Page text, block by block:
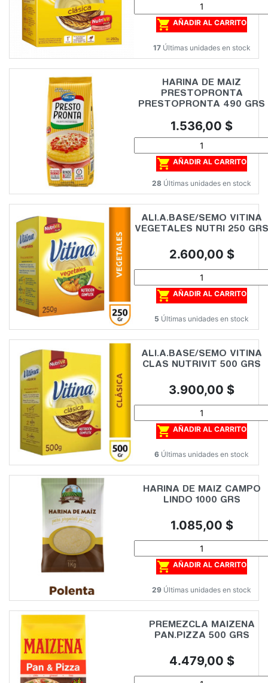
 AÑADIR AL CARRITO
17 Últimas unidades en stock
HARINA DE MAIZ
PRESTOPRONTA
PRESTOPRONTA 490 GRS
Precio
1.536,00 $
 AÑADIR AL CARRITO
28 Últimas unidades en stock
ALI.A.BASE/SEMO VITINA
VEGETALES NUTRI 250 GRS
Precio
2.600,00 $
 AÑADIR AL CARRITO
5 Últimas unidades en stock
ALI.A.BASE/SEMO VITINA
CLAS NUTRIVIT 500 GRS
Precio
3.900,00 $
 AÑADIR AL CARRITO
6 Últimas unidades en stock
HARINA DE MAIZ CAMPO
LINDO 1000 GRS
Precio
1.085,00 $
 AÑADIR AL CARRITO
29 Últimas unidades en stock
PREMEZCLA MAIZENA
PAN.PIZZA 500 GRS
Precio
4.479,00 $